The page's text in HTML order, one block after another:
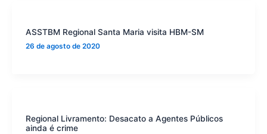
ASSTBM Regional Santa Maria visita HBM-SM
26 de agosto de 2020
Regional Livramento: Desacato a Agentes Públicos
ainda é crime